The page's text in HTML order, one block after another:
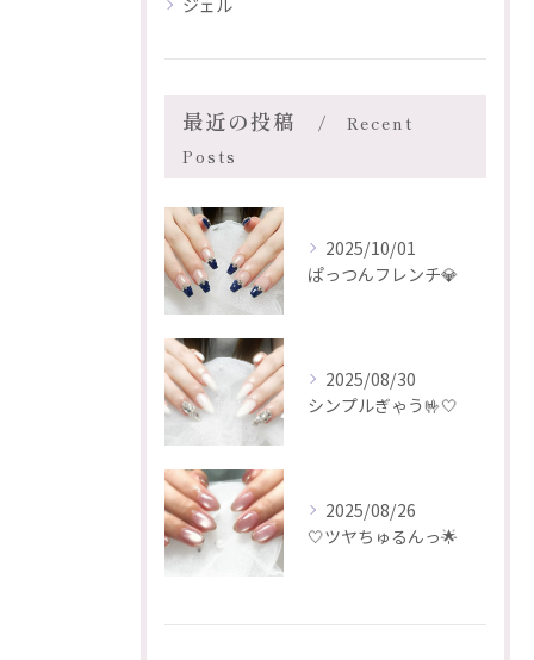
ジェル
最近の投稿
Recent
Posts
2025/10/01
ぱっつんフレンチ💎
2025/08/30
シンプルぎゃう🤟🤍
2025/08/26
🤍ツヤちゅるんっ🌟